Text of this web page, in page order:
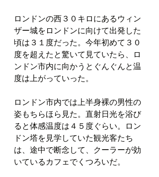
ロンドンの西３０キロにあるウィン
ザー城をロンドンに向けて出発した
頃は３１度だった。今年初めて３０
度を超えたと驚いて見ていたら、ロ
ンドン市内に向かうとぐんぐんと温
度は上がっていった。
ロンドン市内では上半身裸の男性の
姿もちらほら見た。直射日光を浴び
ると体感温度は４５度ぐらい。ロン
ドン塔を見学していた観光客たち
は、途中で断念して、クーラーが効
いているカフェでくつろいだ。